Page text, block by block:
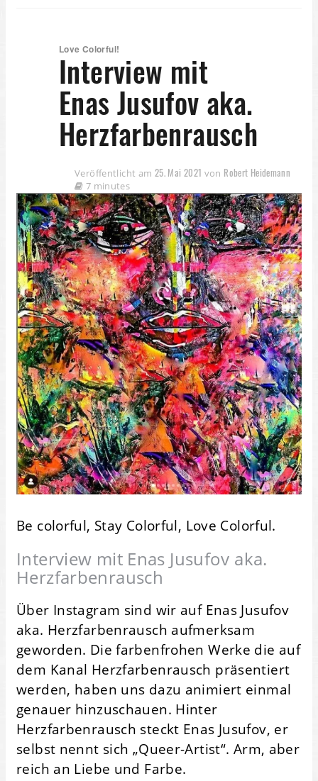
Love Colorful!
Interview mit
Enas Jusufov aka.
Herzfarbenrausch
Veröffentlicht am 25. Mai 2021 von Robert Heidemann
7 minutes
Be colorful, Stay Colorful, Love Colorful.
Interview mit Enas Jusufov aka.
Herzfarbenrausch
Über Instagram sind wir auf Enas Jusufov
aka. Herzfarbenrausch aufmerksam
geworden. Die farbenfrohen Werke die auf
dem Kanal Herzfarbenrausch präsentiert
werden, haben uns dazu animiert einmal
genauer hinzuschauen. Hinter
Herzfarbenrausch steckt Enas Jusufov, er
selbst nennt sich „Queer-Artist“. Arm, aber
reich an Liebe und Farbe.